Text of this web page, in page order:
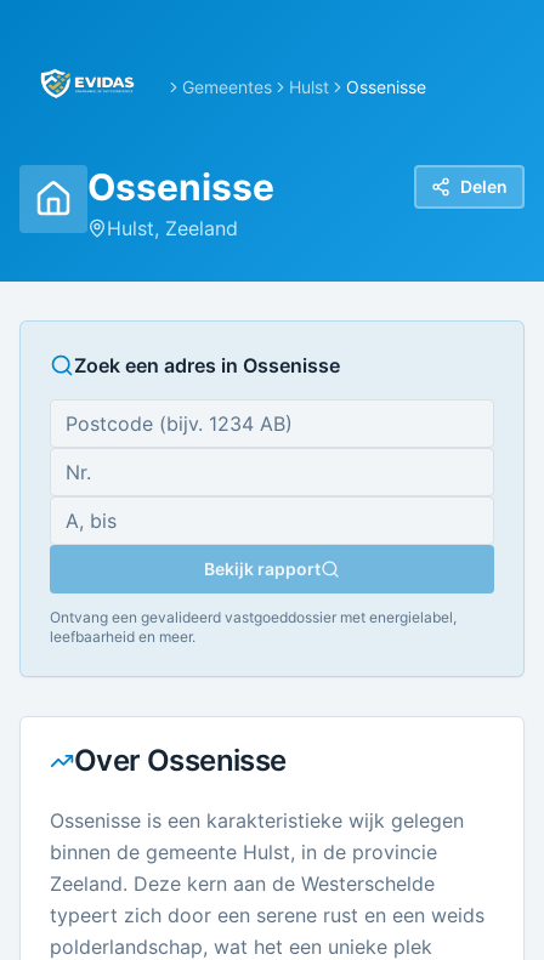
Gemeentes Hulst Ossenisse
Ossenisse
Hulst, Zeeland
Delen
Zoek een adres in Ossenisse
Bekijk rapport
Ontvang een gevalideerd vastgoeddossier met energielabel,
leefbaarheid en meer.
Over Ossenisse
Ossenisse is een karakteristieke wijk gelegen
binnen de gemeente Hulst, in de provincie
Zeeland. Deze kern aan de Westerschelde
typeert zich door een serene rust en een weids
polderlandschap, wat het een unieke plek